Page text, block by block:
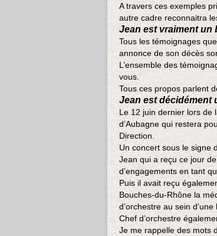
A travers ces exemples
autre cadre reconnaitra
Jean est vraiment un
Tous les témoignages
annonce de son décès
L’ensemble des
vous.
Tous ces propos parlent
Jean est décidément
Le 12 juin dernier lors de
d’Aubagne qui restera
Direction.
Un concert sous le signe
Jean qui a reçu ce jour
d’engagements en tant
Puis il avait reçu
Bouches-du-Rhône la
d’orchestre au sein
Chef d’orchestre
Je me rappelle des mots